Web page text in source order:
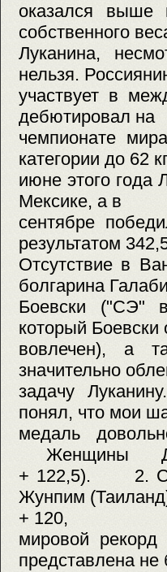
оказался выше
собственного
Луканина,
нельзя.
участвует в
дебютировал на
чемпионате
категории до 62
июне этого года
Мексике, а в
сентябре
результатом
Отсутствие в
болгарина
Боевски ("СЭ"
который Боевски
вовлечен), а
значительно
задачу
понял, что мои
медаль
Женщины До
+ 122,5). 2.
Жунпим
+ 120,
мировой
представлена не